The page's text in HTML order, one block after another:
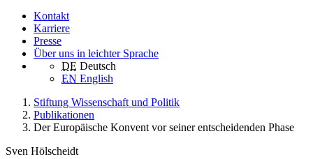
Kontakt
Karriere
Presse
Über uns in leichter Sprache
DE Deutsch
EN English
Stiftung Wissenschaft und Politik
Publikationen
Der Europäische Konvent vor seiner entscheidenden Phase
Sven Hölscheidt